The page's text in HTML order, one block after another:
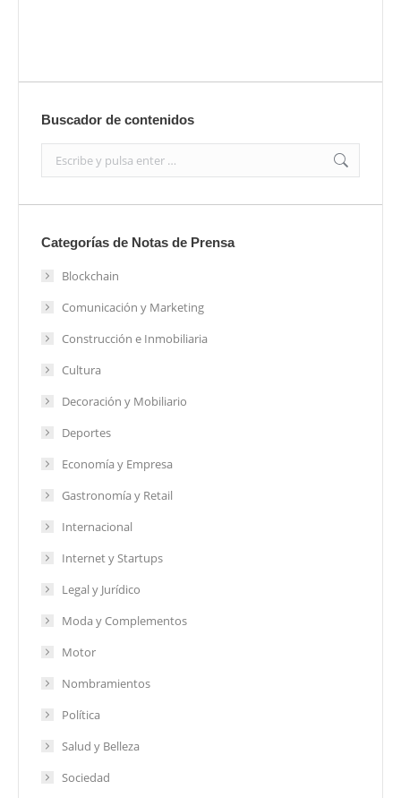
Buscador de contenidos
Categorías de Notas de Prensa
Blockchain
Comunicación y Marketing
Construcción e Inmobiliaria
Cultura
Decoración y Mobiliario
Deportes
Economía y Empresa
Gastronomía y Retail
Internacional
Internet y Startups
Legal y Jurídico
Moda y Complementos
Motor
Nombramientos
Política
Salud y Belleza
Sociedad